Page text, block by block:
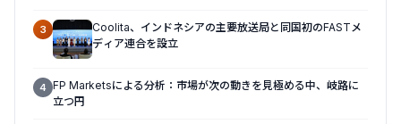
3
Coolita、インドネシアの主要放送局と同国初のFASTメ
ディア連合を設立
4 FP Marketsによる分析：市場が次の動きを見極める中、岐路に
立つ円